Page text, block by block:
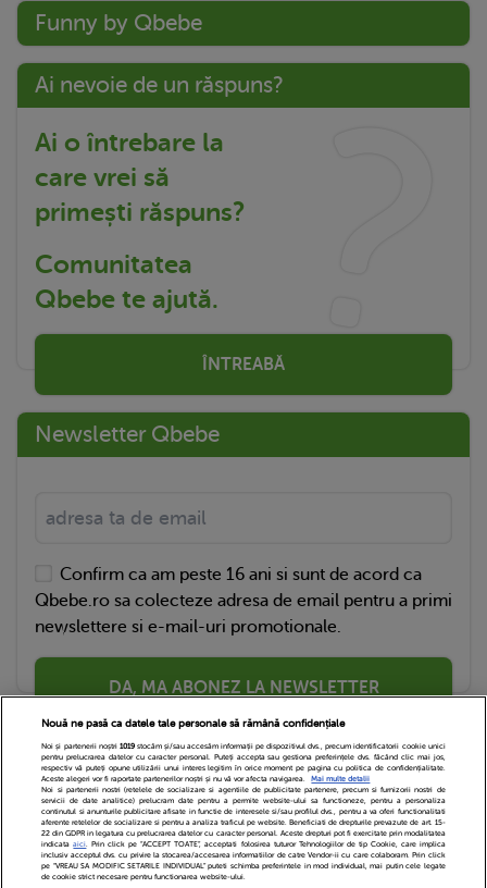
Funny by Qbebe
Ai nevoie de un răspuns?
Ai o întrebare la
care vrei să
primești răspuns?
Comunitatea
Qbebe te ajută.
ÎNTREABĂ
Newsletter Qbebe
Confirm ca am peste 16 ani si sunt de acord ca
Qbebe.ro sa colecteze adresa de email pentru a primi
newslettere si e-mail-uri promotionale.
DA, MA ABONEZ LA NEWSLETTER
Echipa Editoriala Newsletter Contact
Nouă ne pasă ca datele tale personale să rămână confidențiale
Noi și partenerii noștri 1019stocăm și/sau accesăm informații pe dispozitivul dvs., precum identificatorii cookie unici
pentru prelucrarea datelor cu caracter personal. Puteți accepta sau gestiona preferințele dvs. făcând clic mai jos,
respectiv vă puteți opune utilizării unui interes legitim în orice moment pe pagina cu politica de confidențialitate.
Aceste alegeri vor fi raportate partenerilor noștri și nu vă vor afecta navigarea.
Mai multe detalii
Noi si partenerii nostri (retelele de socializare si agentiile de publicitate partenere, precum si furnizorii nostri de
servicii de date analitice) prelucram date pentru a permite website-ului sa functioneze, pentru a personaliza
continutul si anunturile publicitare afisate in functie de interesele si/sau profilul dvs., pentru a va oferi functionalitati
aferente retelelor de socializare si pentru a analiza traficul pe website. Beneficiati de drepturile prevazute de art. 15-
22 din GDPR in legatura cu prelucrarea datelor cu caracter personal. Aceste drepturi pot fi exercitate prin modalitatea
indicataaici. Prin click pe “ACCEPT TOATE”, acceptati folosirea tuturor Tehnologiilor de tip Cookie, care implica
inclusiv acceptul dvs. cu privire la stocarea/accesarea informatiilor de catre Vendor-ii cu care colaboram. Prin click
pe “VREAU SA MODIFIC SETARILE INDIVIDUAL” puteti schimba preferintele in mod individual, mai putin cele legate
de cookie strict necesare pentru functionarea website-ului.